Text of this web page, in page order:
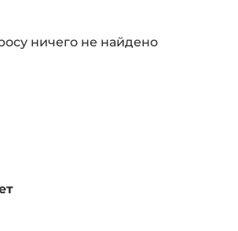
ничего не найдено